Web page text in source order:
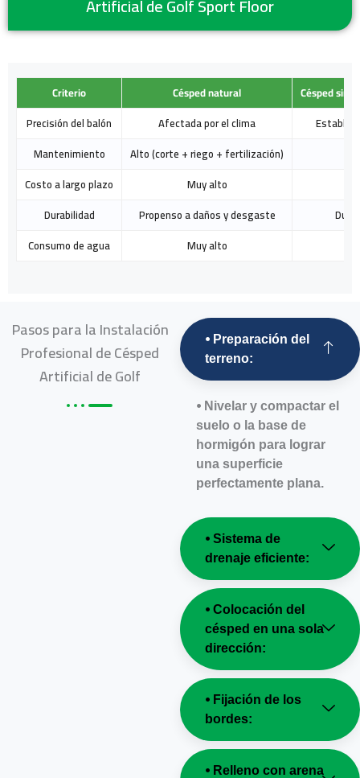
Criterio Césped natural
Césped
Precisión del balón
Afectada por el clima
Estable
Mantenimiento
Alto (corte + riego + fertilización)
Costo a largo plazo
Muy alto
Durabilidad
Propenso a daños y desgaste
Dura
Consumo de agua
Muy alto
Pasos para la Instalación
Profesional de Césped
Artificial de Golf
⦁ Preparación del
terreno:
⦁ Nivelar y compactar el
suelo o la base de
hormigón para lograr
una superficie
perfectamente plana.
⦁ Sistema de
drenaje eficiente:
⦁ Colocación del
césped en una sola
dirección:
⦁ Fijación de los
bordes:
⦁ Relleno con arena